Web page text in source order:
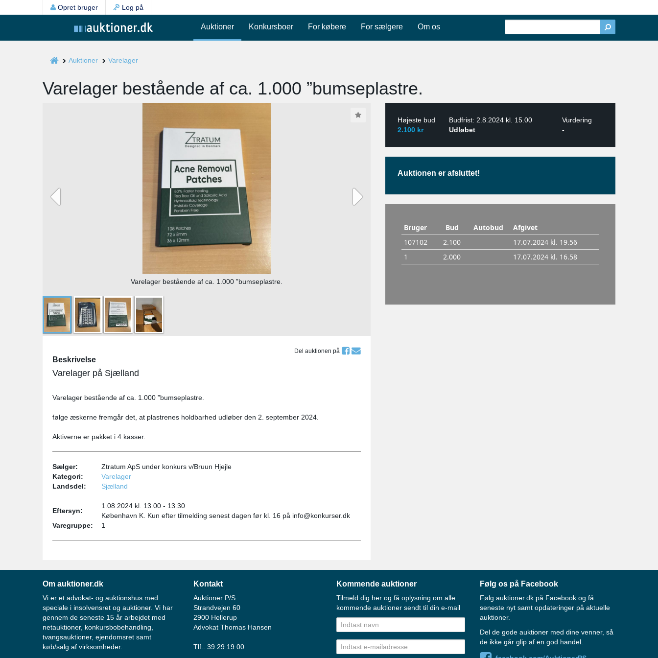
Opret bruger Log på
Auktioner Konkursboer For købere For sælgere Om os
Auktioner Varelager
Varelager bestående af ca. 1.000 ”bumseplastre.
Varelager bestående af ca. 1.000 ”bumseplastre.
Del auktionen på
Beskrivelse
Varelager på Sjælland
Varelager bestående af ca. 1.000 ”bumseplastre.
følge æskerne fremgår det, at plastrenes holdbarhed udløber den 2. september 2024.
Aktiverne er pakket i 4 kasser.
Sælger:
Ztratum ApS under konkurs v/Bruun Hjejle
Kategori:
Varelager
Landsdel:
Sjælland
Eftersyn:
1.08.2024 kl. 13.00 - 13.30
København K. Kun efter tilmelding senest dagen før kl. 16 på info@konkurser.dk
Varegruppe:
1
Højeste bud Budfrist: 2.8.2024 kl. 15.00
Vurdering
2.100 kr
Udløbet -
Auktionen er afsluttet!
Om auktioner.dk
Vi er et advokat- og auktionshus med
speciale i insolvensret og auktioner. Vi har
gennem de seneste 15 år arbejdet med
netauktioner, konkursbobehandling,
tvangsauktioner, ejendomsret samt
køb/salg af virksomheder.
Kontakt
Auktioner P/S
Strandvejen 60
2900 Hellerup
Advokat Thomas Hansen
Tlf.: 39 29 19 00
Kommende auktioner
Tilmeld dig her og få oplysning om alle
kommende auktioner sendt til din e-mail
Følg os på Facebook
Følg auktioner.dk på Facebook og få
seneste nyt samt opdateringer på aktuelle
auktioner.
Del de gode auktioner med dine venner, så
de ikke går glip af en god handel.